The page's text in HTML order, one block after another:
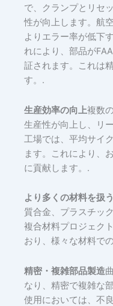
で、クランプとリセ
性が向上します。航
よりエラー率が低下
れにより、部品が
証されます。これは
す。.
生産効率の向上複数
生産性が向上し、リ
工場では、平均サイ
ます。これにより、
に貢献します。.
より多くの材料を扱う
質合金、プラスチッ
複合材料プロジェク
おり、様々な材料で
精密・複雑部品製造
なり、精密で複雑な
使用においては、不